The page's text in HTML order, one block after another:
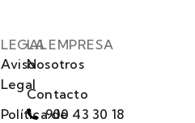
LEGAL
Aviso
Legal
Política de
LA EMPRESA
Nosotros
Contacto
900 43 30 18